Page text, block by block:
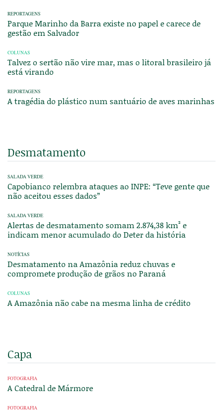
REPORTAGENS
Parque Marinho da Barra existe no papel e carece de
gestão em Salvador
COLUNAS
Talvez o sertão não vire mar, mas o litoral brasileiro já
está virando
REPORTAGENS
A tragédia do plástico num santuário de aves marinhas
Desmatamento
SALADA VERDE
Capobianco relembra ataques ao INPE: “Teve gente que
não aceitou esses dados”
SALADA VERDE
Alertas de desmatamento somam 2.874,38 km² e
indicam menor acumulado do Deter da história
NOTÍCIAS
Desmatamento na Amazônia reduz chuvas e
compromete produção de grãos no Paraná
COLUNAS
A Amazônia não cabe na mesma linha de crédito
Capa
FOTOGRAFIA
A Catedral de Mármore
FOTOGRAFIA